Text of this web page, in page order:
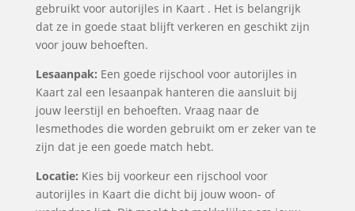
gebruikt voor autorijles in Kaart . Het is belangrijk
dat ze in goede staat blijft verkeren en geschikt zijn
voor jouw behoeften.
Lesaanpak: Een goede rijschool voor autorijles in
Kaart zal een lesaanpak hanteren die aansluit bij
jouw leerstijl en behoeften. Vraag naar de
lesmethodes die worden gebruikt om er zeker van te
zijn dat je een goede match hebt.
Locatie: Kies bij voorkeur een rijschool voor
autorijles in Kaart die dicht bij jouw woon- of